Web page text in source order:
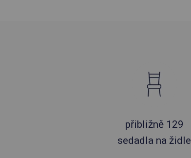
přibližně 129
sedadla na židle